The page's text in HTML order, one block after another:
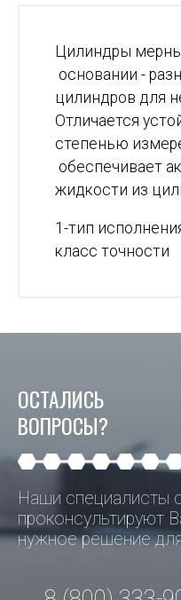
Цилиндры
основании -
цилиндров для
Отличается
степенью
обеспечивает
жидкости из
1-тип
класс точности
ОСТАЛИСЬ
ВОПРОСЫ?
Наши специалисты
проконсультируют
нужное решение